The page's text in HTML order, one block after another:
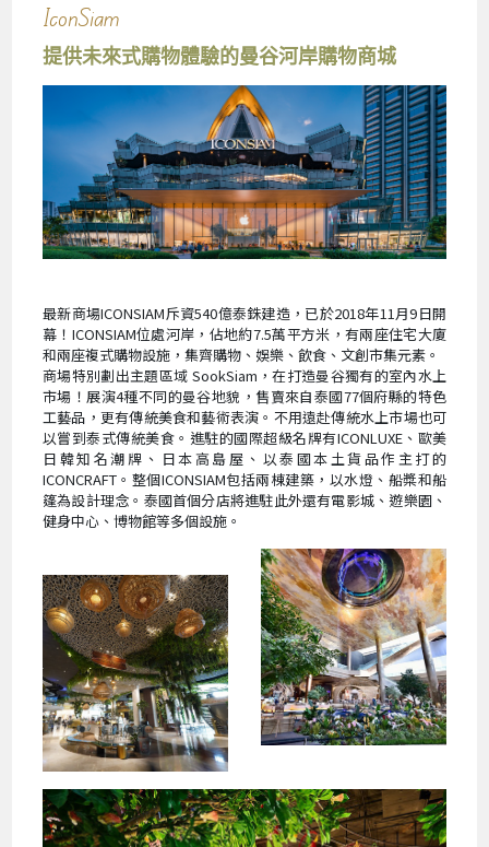
IconSiam
提供未來式購物體驗的曼谷河岸購物商城
最新商場ICONSIAM斥資540億泰銖建造，已於2018年11月9日開
幕！ICONSIAM位處河岸，佔地約7.5萬平方米，有兩座住宅大廈
和兩座複式購物設施，集齊購物、娛樂、飲食、文創市集元素。
商場特別劃出主題區域 SookSiam，在打造曼谷獨有的室內水上
市場！展演4種不同的曼谷地貌，售賣來自泰國77個府縣的特色
工藝品，更有傳統美食和藝術表演。不用遠赴傳統水上市場也可
以嘗到泰式傳統美食。進駐的國際超級名牌有ICONLUXE、歐美
日韓知名潮牌、日本高島屋、以泰國本土貨品作主打的
ICONCRAFT。整個ICONSIAM包括兩棟建築，以水燈、船槳和船
篷為設計理念。泰國首個分店將進駐此外還有電影城、遊樂園、
健身中心、博物館等多個設施。